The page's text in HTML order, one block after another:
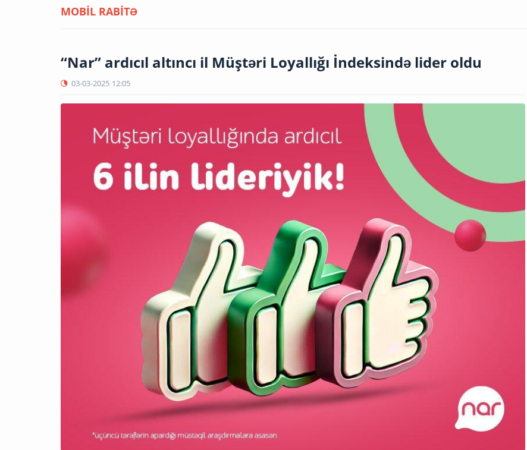
MOBİL RABİTƏ
“Nar” ardıcıl altıncı il Müştəri Loyallığı İndeksində lider oldu
03-03-2025 12:05